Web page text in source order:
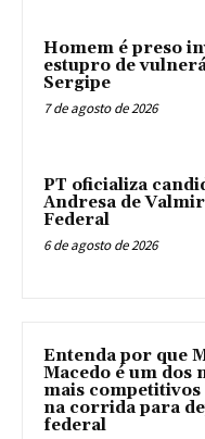
Homem é preso
estupro de
Sergipe
7 de agosto de 2026
PT oficializa
Andresa de
Federal
6 de agosto de 2026
Entenda por que
Macedo é um dos
mais competitivos
na corrida para
federal